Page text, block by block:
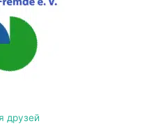
друзей